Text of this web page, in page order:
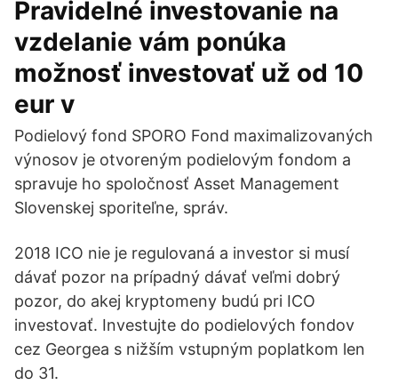
Pravidelné investovanie na
vzdelanie vám ponúka
možnosť investovať už od 10
eur v
Podielový fond SPORO Fond maximalizovaných
výnosov je otvoreným podielovým fondom a
spravuje ho spoločnosť Asset Management
Slovenskej sporiteľne, správ.
2018 ICO nie je regulovaná a investor si musí
dávať pozor na prípadný dávať veľmi dobrý
pozor, do akej kryptomeny budú pri ICO
investovať. Investujte do podielových fondov
cez Georgea s nižším vstupným poplatkom len
do 31.